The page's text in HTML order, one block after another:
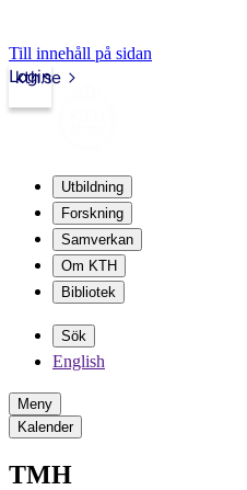
Till innehåll på sidan
kth.se
Login
Utbildning
Forskning
Samverkan
Om KTH
Bibliotek
Sök
English
Meny
Kalender
TMH